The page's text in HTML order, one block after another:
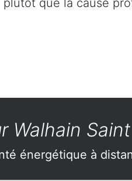
que la cause
Walhain
énergétique à